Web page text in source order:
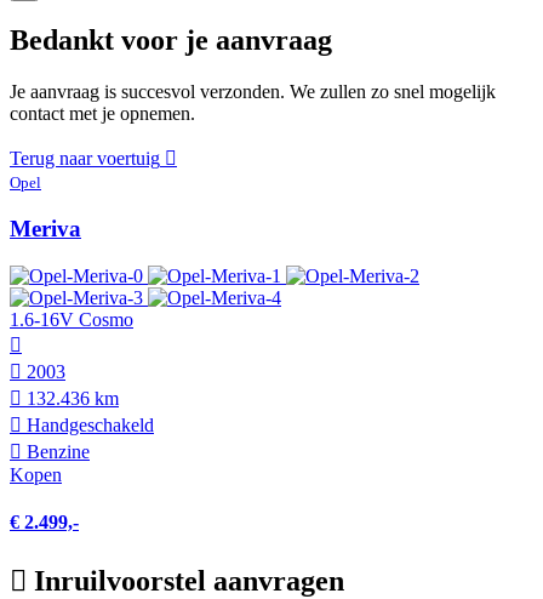
Bedankt voor je aanvraag
Je aanvraag is succesvol verzonden. We zullen zo snel mogelijk
contact met je opnemen.
Terug naar voertuig
Opel
Meriva
1.6-16V Cosmo
2003
132.436 km
Hand­geschakeld
Benzine
Kopen
€ 2.499,-
Inruilvoorstel aanvragen